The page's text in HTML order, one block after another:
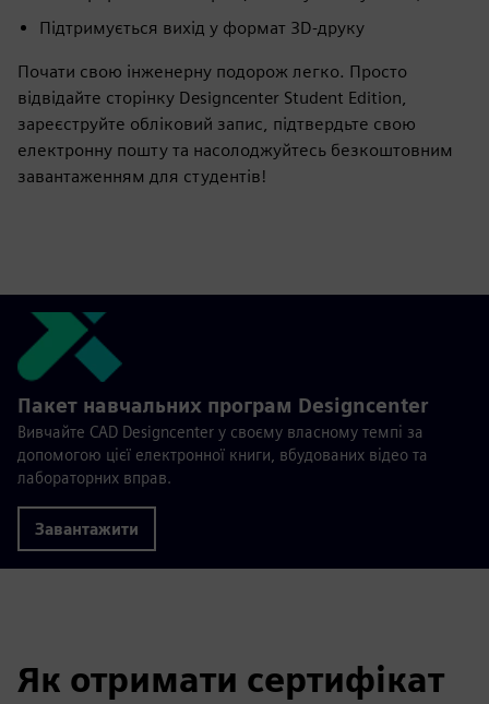
Підтримується вихід у формат 3D-друку
Почати свою інженерну подорож легко. Просто
відвідайте сторінку Designcenter Student Edition,
зареєструйте обліковий запис, підтвердьте свою
електронну пошту та насолоджуйтесь безкоштовним
завантаженням для студентів!
Пакет навчальних програм Designcenter
Вивчайте CAD Designcenter у своєму власному темпі за
допомогою цієї електронної книги, вбудованих відео та
лабораторних вправ.
Завантажити
Як отримати сертифікат